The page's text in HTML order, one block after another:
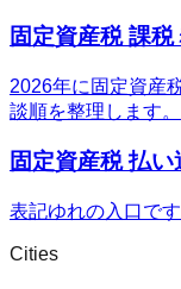
固定資産税 課
2026年に固定資産
談順を整理します。
固定資産税 払い
表記ゆれの入口です
Cities